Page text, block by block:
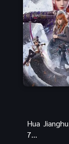
ซะแล้ว
Hua Jianghu
7